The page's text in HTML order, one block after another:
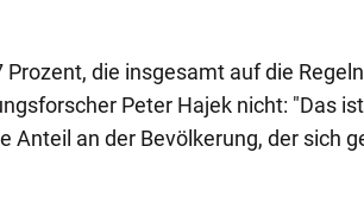
Prozent, die insgesamt auf die
Peter Hajek nicht: "Das
Anteil an der Bevölkerung, der sich